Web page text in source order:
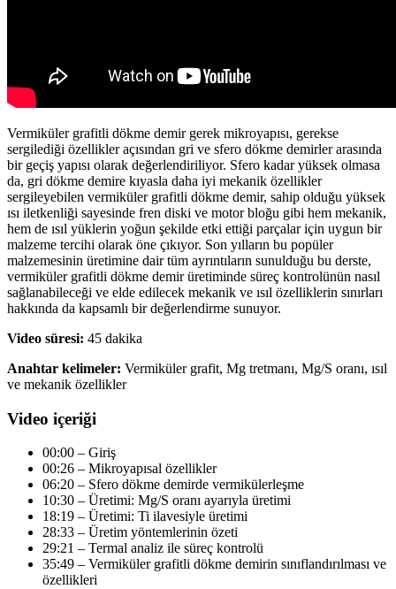
Vermiküler grafitli dökme demir gerek mikroyapısı, gerekse
sergilediği özellikler açısından gri ve sfero dökme demirler arasında
bir geçiş yapısı olarak değerlendiriliyor. Sfero kadar yüksek olmasa
da, gri dökme demire kıyasla daha iyi mekanik özellikler
sergileyebilen vermiküler grafitli dökme demir, sahip olduğu yüksek
ısı iletkenliği sayesinde fren diski ve motor bloğu gibi hem mekanik,
hem de ısıl yüklerin yoğun şekilde etki ettiği parçalar için uygun bir
malzeme tercihi olarak öne çıkıyor. Son yılların bu popüler
malzemesinin üretimine dair tüm ayrıntıların sunulduğu bu derste,
vermiküler grafitli dökme demir üretiminde süreç kontrolünün nasıl
sağlanabileceği ve elde edilecek mekanik ve ısıl özelliklerin sınırları
hakkında da kapsamlı bir değerlendirme sunuyor.
Video süresi: 45 dakika
Anahtar kelimeler: Vermiküler grafit, Mg tretmanı, Mg/S oranı, ısıl
ve mekanik özellikler
Video içeriği
00:00 – Giriş
00:26 – Mikroyapısal özellikler
06:20 – Sfero dökme demirde vermikülerleşme
10:30 – Üretimi: Mg/S oranı ayarıyla üretimi
18:19 – Üretimi: Ti ilavesiyle üretimi
28:33 – Üretim yöntemlerinin özeti
29:21 – Termal analiz ile süreç kontrolü
35:49 – Vermiküler grafitli dökme demirin sınıflandırılması ve
özellikleri